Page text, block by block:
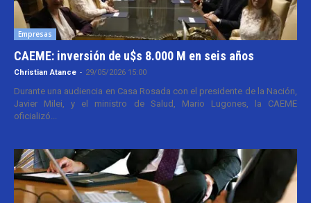
Empresas
CAEME: inversión de u$s 8.000 M en seis años
Christian Atance - 29/05/2026 15:00
Durante una audiencia en Casa Rosada con el presidente de la Nación,
Javier Milei, y el ministro de Salud, Mario Lugones, la CAEME
oficializó...